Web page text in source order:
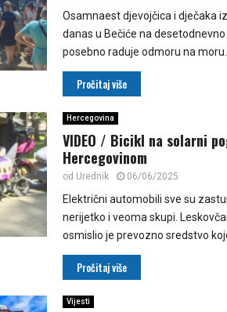
Osamnaest djevojčica i dječaka
danas u Bečiće na
posebno raduje odmoru na
Pročitaj više
Hercegovina
VIDEO / Bicikl na solarni
Hercegovinom
od Urednik 06/06/2025
Električni automobili sve su
nerijetko i veoma skupi.
osmislio je prevozno sredstvo
Pročitaj više
Vijesti